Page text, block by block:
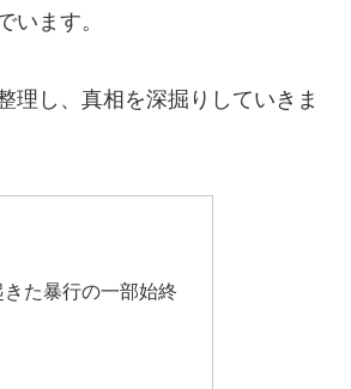
います。
理し、真相を深掘りしていきま
た暴行の一部始終